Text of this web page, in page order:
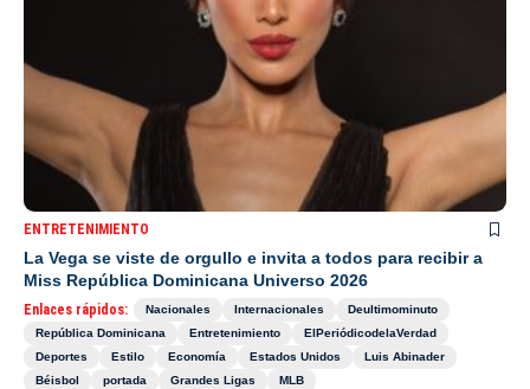
ENTRETENIMIENTO
La Vega se viste de orgullo e invita a todos para recibir a
Miss República Dominicana Universo 2026
Enlaces rápidos: Nacionales Internacionales
Deultimominuto
República Dominicana
Entretenimiento
ElPeriódicodelaVerdad
Deportes
Estilo Economía Estados Unidos
Luis Abinader
Béisbol
portada Grandes Ligas MLB